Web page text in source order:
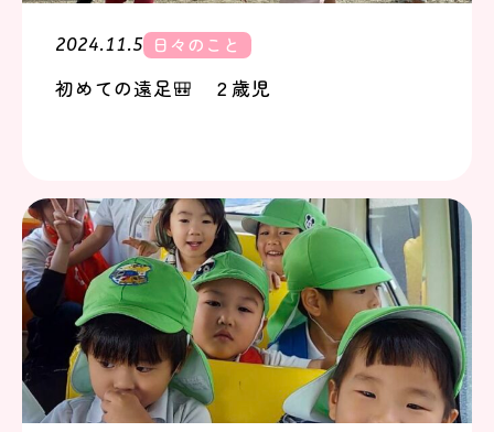
2024.11.5 日々のこと
初めての遠足🎒 ２歳児